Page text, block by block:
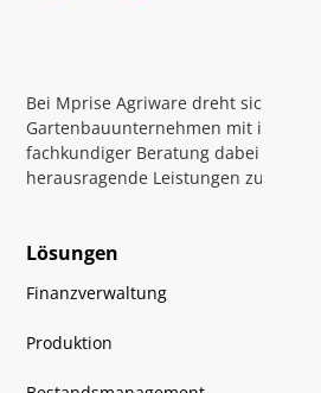
Bei Mprise Agriware dreht sich alles
Gartenbauunternehmen mit
fachkundiger Beratung dabei zu
herausragende Leistungen zu
Lösungen
Finanzverwaltung
Produktion